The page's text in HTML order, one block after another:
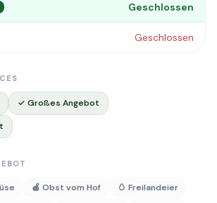
Geschlossen
Geschlossen
✓ Großes Angebot
🍎 Obst vom Hof
🥚 Freilandeier